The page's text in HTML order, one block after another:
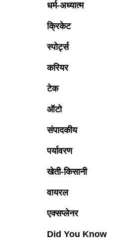
धर्म-अध्यात्म
क्रिकेट
स्पोर्ट्स
करियर
टेक
ऑटो
संपादकीय
पर्यावरण
खेती-किसानी
वायरल
एक्सप्लेनर
Did You Know